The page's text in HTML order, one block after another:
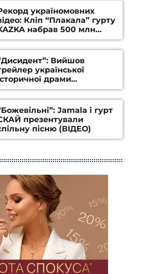
україномовних
Кліп “Плакала” гурту
набрав 500 млн
на YouTube
Вийшов
української
драми
Гуренка та
Алфьорова (ВІДЕО)
Jamala і гурт
презентували
пісню (ВІДЕО)